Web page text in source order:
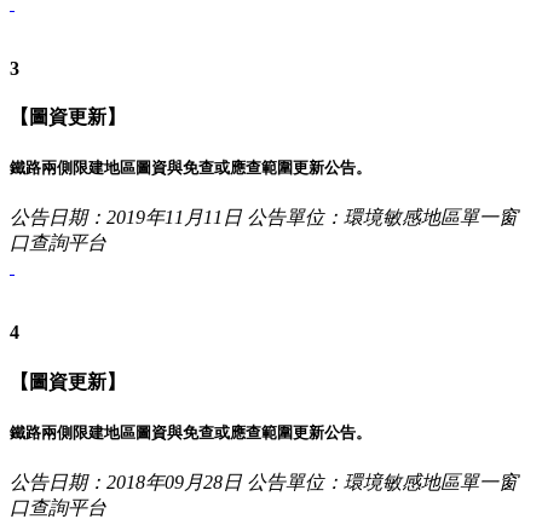
3
【圖資更新】
鐵路兩側限建地區圖資與免查或應查範圍更新公告。
公告日期：2019年11月11日 公告單位：環境敏感地區單一窗
口查詢平台
4
【圖資更新】
鐵路兩側限建地區圖資與免查或應查範圍更新公告。
公告日期：2018年09月28日 公告單位：環境敏感地區單一窗
口查詢平台